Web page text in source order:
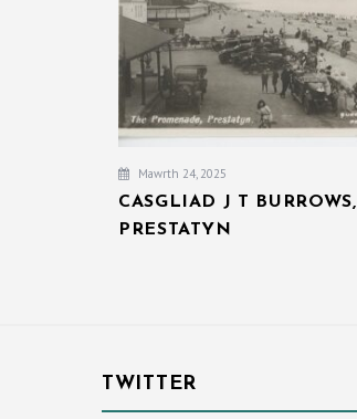
Mawrth 24, 2025
CASGLIAD J T BURROWS,
PRESTATYN
TWITTER